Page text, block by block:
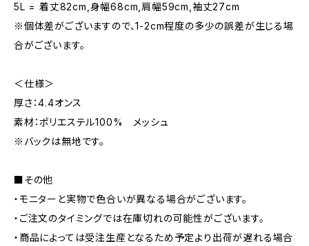
5L = 着丈82cm,身幅68cm,肩幅59cm,袖丈27cm
※個体差がございますので、1-2cm程度の多少の誤差が生じる場
合がございます。
＜仕様＞
厚さ：4.4オンス
素材：ポリエステル100% メッシュ
※バックは無地です。
■その他
・モニターと実物で色合いが異なる場合がございます。
・ご注文のタイミングでは在庫切れの可能性がございます。
・商品によっては受注生産となるため予定より出荷が遅れる場合